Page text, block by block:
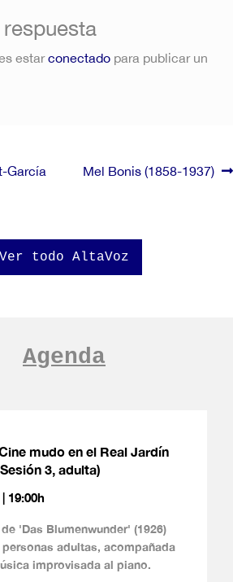
estarconectadopara publicar un
García
Siguiente:
Mel Bonis (1858-1937)
Ver todo AltaVoz
Agenda
mudo en el Real Jardín
3, adulta)
19:00h
'Das Blumenwunder' (1926)
adultas, acompañada
improvisada al piano.